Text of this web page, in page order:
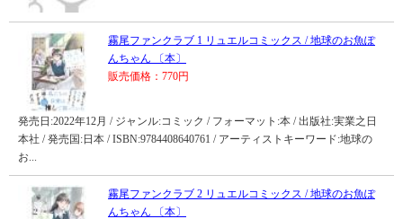
霧尾ファンクラブ 1 リュエルコミックス / 地球のお魚ぽ
んちゃん 〔本〕
販売価格：770円
発売日:2022年12月 / ジャンル:コミック / フォーマット:本 / 出版社:実業之日
本社 / 発売国:日本 / ISBN:9784408640761 / アーティストキーワード:地球の
お...
霧尾ファンクラブ 2 リュエルコミックス / 地球のお魚ぽ
んちゃん 〔本〕